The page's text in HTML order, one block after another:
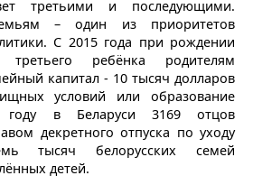
третьими и последующими.
– один из приоритетов
С 2015 года при рождении
ребёнка родителям
капитал - 10 тысяч долларов
условий или образование
в Беларуси 3169 отцов
декретного отпуска по уходу
тысяч белорусских семей
детей.